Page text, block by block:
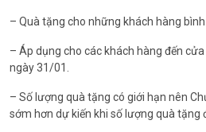
– Quà tặng cho những khách hàng
– Áp dụng cho các khách hàng đến
ngày 31/01.
– Số lượng quà tặng có giới hạn nên
sớm hơn dự kiến khi số lượng quà tặng